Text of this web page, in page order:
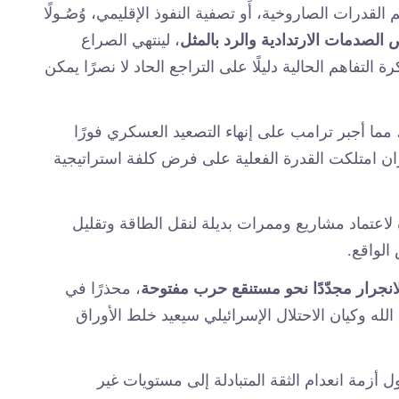
الصاروخية، أَو تصفية النفوذ الإقليمي، وُصُـولًا
الارتدادية والرد بالمثل، لينتهي الصراع
الحالية دليلًا على التراجع الحاد لا نصرًا يمكن
أجبر ترامب على إنهاء التصعيد العسكري فورًا
امتلكت القدرة الفعلية على فرض كلفة استراتيجية
مشاريع وممرات بديلة لنقل الطاقة وتقليل
مجدّدًا نحو مستنقع حرب مفتوحة، محذرًا في
وكيان الاحتلال الإسرائيلي سيعيد خلط الأوراق
انعدام الثقة المتبادلة إلى مستويات غير